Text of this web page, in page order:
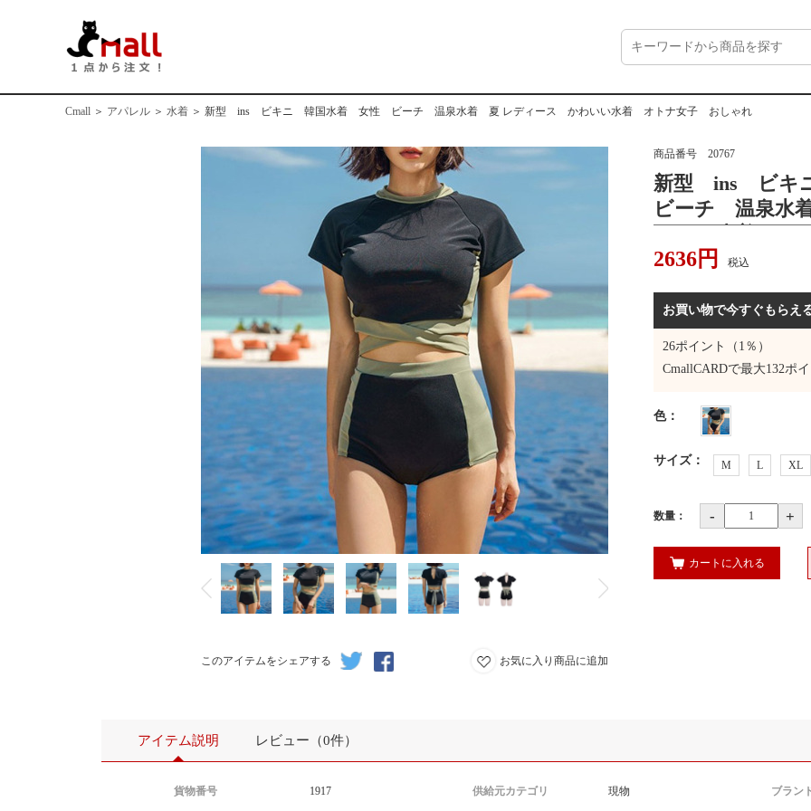
Cmall ＞ アパレル ＞ 水着 ＞ 新型 ins ビキニ 韓国水着 女性 ビーチ 温泉水着 夏 レディース かわいい水着 オトナ女子 おしゃれ
このアイテムをシェアする お気に入り商品に追加
商品番号 20767
新型 ins ビキ
ビーチ 温泉水
2636円 税込
お買い物で今すぐもらえ
26ポイント（1％）
CmallCARDで最大132ポ
色：
サイズ： M L XL
数量： - +
カートに入れる
アイテム説明 レビュー（0件）
貨物番号 1917 供給元カテゴリ 現物 ブラン